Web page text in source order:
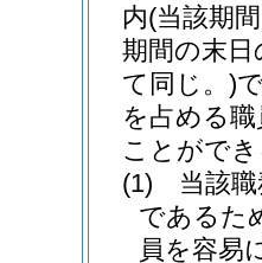
内(当該期
期間の末
て同じ。)
を占める
ことがで
(1)
当該
であるた
員を容易